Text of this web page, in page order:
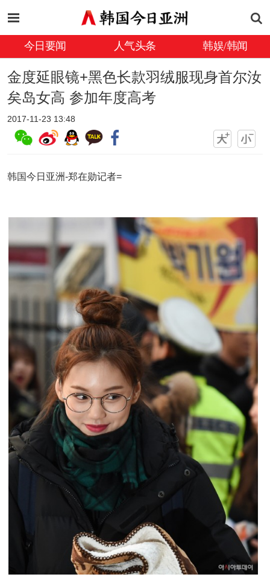
今日要闻 人气头条 韩娱/韩闻
金度延眼镜+黑色长款羽绒服现身首尔汝
矣岛女高 参加年度高考
2017-11-23 13:48
韩国今日亚洲-郑在勋记者=